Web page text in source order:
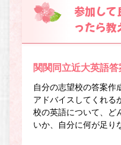
参加して
ったら
関関同立近大英語
自分の志望校の答案作
アドバイスしてくれる
校の英語について、ど
いか、自分に何が足り